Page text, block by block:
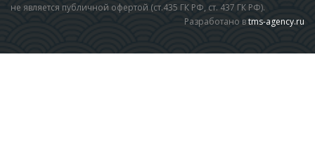
не является публичной офертой (ст.435 ГК РФ, cт. 437 ГК РФ).
Разработано вtms-agency.ru